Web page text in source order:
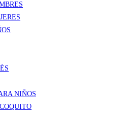
NIÑOS